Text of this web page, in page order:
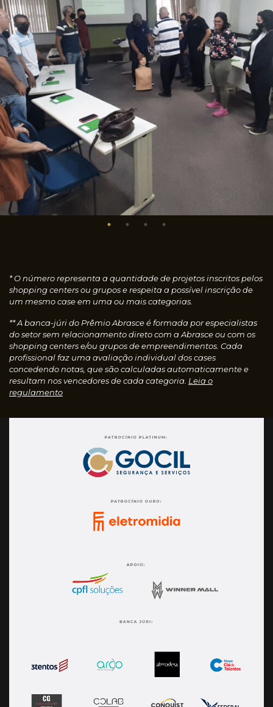
* O número representa a quantidade de projetos inscritos pelos
shopping centers ou grupos e respeita a possível inscrição de
um mesmo case em uma ou mais categorias.
** A banca-júri do Prêmio Abrasce é formada por especialistas
do setor sem relacionamento direto com a Abrasce ou com os
shopping centers e/ou grupos de empreendimentos. Cada
profissional faz uma avaliação individual dos cases
concedendo notas, que são calculadas automaticamente e
resultam nos vencedores de cada categoria. Leia o
regulamento